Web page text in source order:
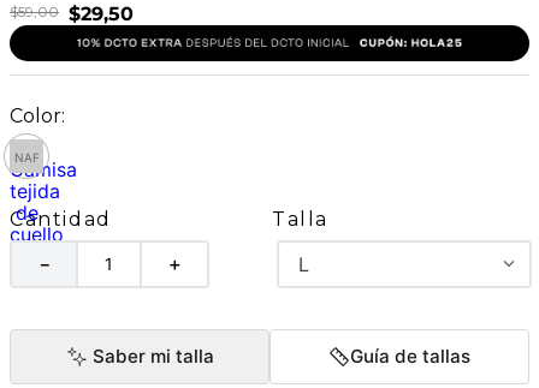
$59,00 $29,50
Cantidad
＋
－
Talla
L
Saber mi talla Guía de tallas